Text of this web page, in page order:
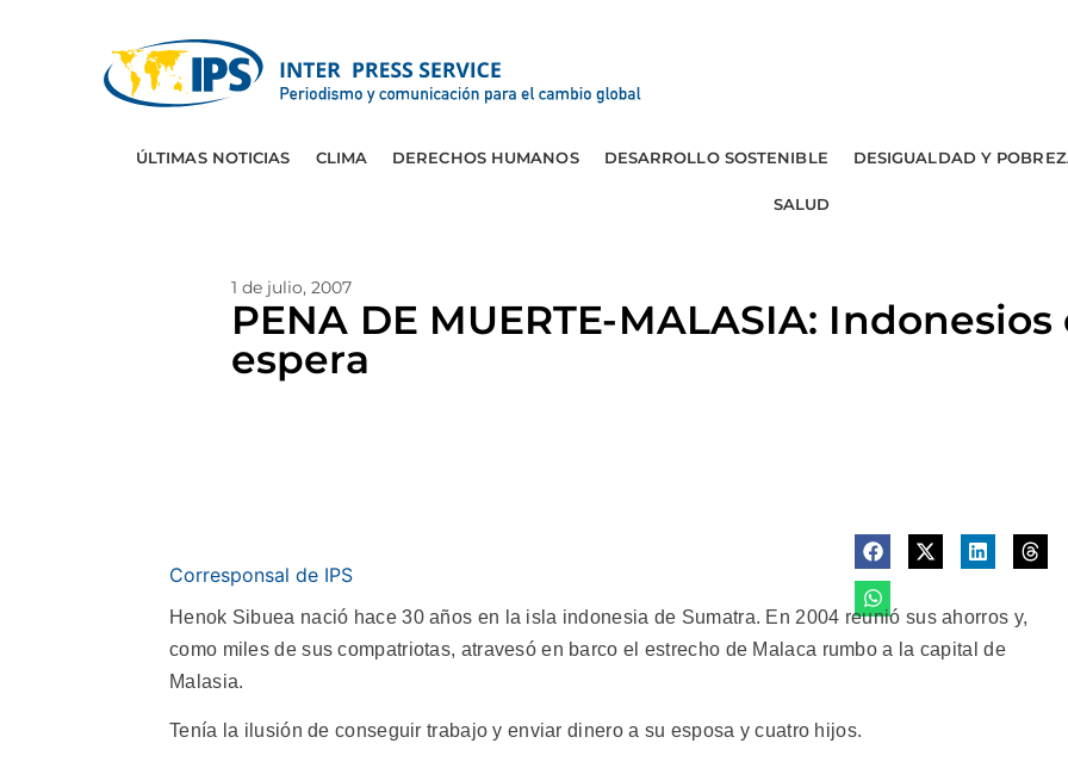
ÚLTIMAS NOTICIAS CLIMA DERECHOS HUMANOS DESARROLLO SOSTENIBLE DESIGUALDAD Y
SALUD
1 de julio, 2007
PENA DE MUERTE-MALASIA:
espera
Corresponsal de IPS
Henok Sibuea nació hace 30 años en la isla indonesia de Sumatra. En 2004 reunió sus ahorros y,
como miles de sus compatriotas, atravesó en barco el estrecho de Malaca rumbo a la capital de
Malasia.
Tenía la ilusión de conseguir trabajo y enviar dinero a su esposa y cuatro hijos.